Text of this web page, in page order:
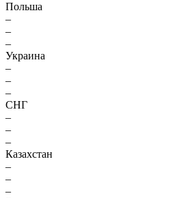
Польша
–
–
–
Украина
–
–
–
СНГ
–
–
–
Казахстан
–
–
–